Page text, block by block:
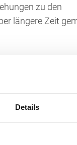
Details
zu den
längere Zeit